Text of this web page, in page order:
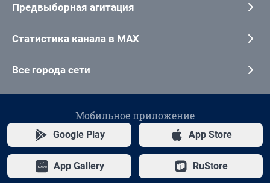
Предвыборная агитация
Статистика канала в MAX
Все города сети
Мобильное приложение
Google Play App Store
App Gallery RuStore